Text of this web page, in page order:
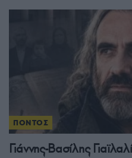
ΠΟΝΤΟΣ
Γιάννης-Βασίλης